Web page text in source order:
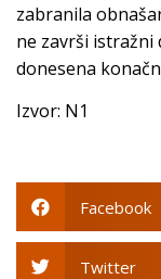
zabranila
ne završi istražni
donesena
Izvor: N1
Facebook
Twitter